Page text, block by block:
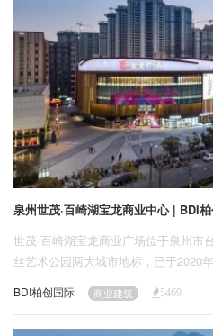
泉州世茂·百崎湖宝龙商业中心 | BDI
世茂·百崎湖宝龙商业广场位于泉州市
丝艺术公园两大城市地标，已于2020
级台商投资区、泉州城市副中心、先
滨水城市新区和现代化港口保税物流
BDI柏创国际 商业建筑 5469